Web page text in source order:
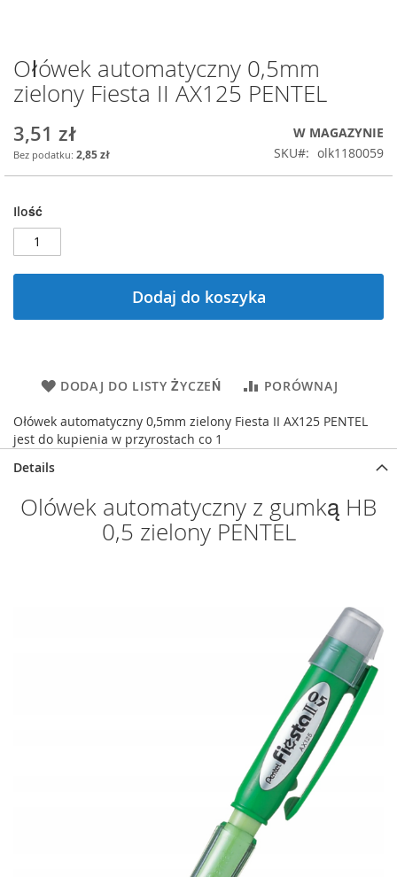
Przejdź
na
początek
Ołówek automatyczny 0,5mm
zielony Fiesta II AX125 PENTEL
3,51 zł
2,85 zł
W MAGAZYNIE
SKU
olk1180059
Ilość
Dodaj do koszyka
DODAJ DO LISTY ŻYCZEŃ PORÓWNAJ
Ołówek automatyczny 0,5mm zielony Fiesta II AX125 PENTEL
jest do kupienia w przyrostach co 1
Details
Olówek automatyczny z gumką HB
0,5 zielony PENTEL